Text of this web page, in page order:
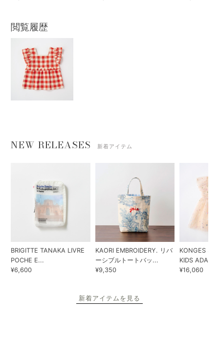
閲覧履歴
NEW RELEASES 新着アイテム
BRIGITTE TANAKA LIVRE
POCHE E...
¥6,600
KAORI EMBROIDERY. リバ
ーシブルトートバッ...
¥9,350
KONGES
KIDS ADA...
¥16,060
新着アイテムを見る